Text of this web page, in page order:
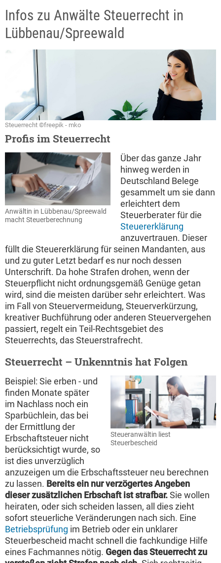
Infos zu Anwälte Steuerrecht in
Lübbenau/Spreewald
Steuerrecht ©freepik - mko
Profis im Steuerrecht
Anwältin in Lübbenau/Spreewald
macht Steuerberechnung
Über das ganze Jahr
hinweg werden in
Deutschland Belege
gesammelt um sie dann
erleichtert dem
Steuerberater für die
Steuererklärung
anzuvertrauen. Dieser
füllt die Steuererklärung für seinen Mandanten, aus
und zu guter Letzt bedarf es nur noch dessen
Unterschrift. Da hohe Strafen drohen, wenn der
Steuerpflicht nicht ordnungsgemäß Genüge getan
wird, sind die meisten darüber sehr erleichtert. Was
im Fall von Steuervermeidung, Steuerverkürzung,
kreativer Buchführung oder anderen Steuervergehen
passiert, regelt ein Teil-Rechtsgebiet des
Steuerrechts, das Steuerstrafrecht.
Steuerrecht – Unkenntnis hat Folgen
Steueranwältin liest
Steuerbescheid
Beispiel: Sie erben - und
finden Monate später
im Nachlass noch ein
Sparbüchlein, das bei
der Ermittlung der
Erbschaftsteuer nicht
berücksichtigt wurde, so
ist dies unverzüglich
anzuzeigen um die Erbschaftssteuer neu berechnen
zu lassen. Bereits ein nur verzögertes Angeben
dieser zusätzlichen Erbschaft ist strafbar.Sie wollen
heiraten, oder sich scheiden lassen, all dies zieht
sofort steuerliche Veränderungen nach sich. Eine
Betriebsprüfung im Betrieb oder ein unklarer
Steuerbescheid macht schnell die fachkundige Hilfe
eines Fachmannes nötig. Gegen das Steuerrecht zu